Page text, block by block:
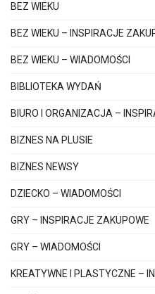
BEZ WIEKU
BEZ WIEKU – INSPIRACJE
BEZ WIEKU – WIADOMOŚCI
BIBLIOTEKA WYDAŃ
BIURO I ORGANIZACJA –
BIZNES NA PLUSIE
BIZNES NEWSY
DZIECKO – WIADOMOŚCI
GRY – INSPIRACJE ZAKUPOWE
GRY – WIADOMOŚCI
KREATYWNE I PLASTYCZNE –